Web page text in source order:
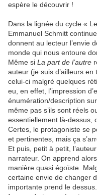
espère le découvrir !
Dans la lignée du cycle «
Emmanuel Schmitt
donnent au lecteur l’envie
monde qui nous entoure
Même si La part de l’autre
auteur (je suis d’ailleurs
celui-ci malgré quelques
eu, en effet, l’impression
énumération/description
même pas s’ils sont réels
essentiellement là-dessus,
Certes, le protagoniste se
et pertinentes, mais ça
Et puis, petit à petit,
narrateur. On apprend
manière quasi égoïste.
certaine envie de changer
importante prend le